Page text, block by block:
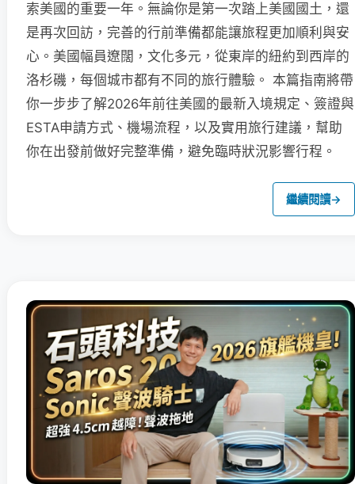
索美國的重要一年。無論你是第一次踏上美國國土，還
是再次回訪，完善的行前準備都能讓旅程更加順利與安
心。美國幅員遼闊，文化多元，從東岸的紐約到西岸的
洛杉磯，每個城市都有不同的旅行體驗。 本篇指南將帶
你一步步了解2026年前往美國的最新入境規定、簽證與
ESTA申請方式、機場流程，以及實用旅行建議，幫助
你在出發前做好完整準備，避免臨時狀況影響行程。
繼續閱讀→